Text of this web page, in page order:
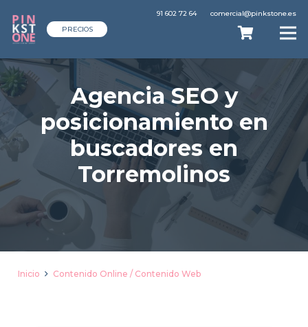
PRECIOS
91 602 72 64 comercial@pinkstone.es
Agencia SEO y
posicionamiento en
buscadores en
Torremolinos
Inicio Contenido Online / Contenido Web